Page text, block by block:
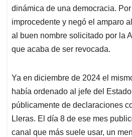
dinámica de una democracia.
improcedente y negó el amparo
al buen nombre solicitado por la
que acaba de ser revocada.
Ya en diciembre de 2024 el
había ordenado al jefe del
públicamente de declaraciones
Lleras. El día 8 de ese mes
canal que más suele usar, un